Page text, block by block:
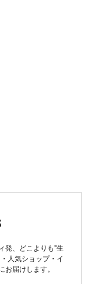
発、どこよりも"生
人気ショップ・イ
届けします。